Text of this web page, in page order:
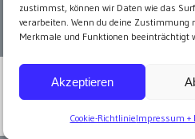
zustimmst, können wir Daten wie das
verarbeiten. Wenn du deine Zustimmung
Merkmale und Funktionen beeinträchtigt
Akzeptieren
Cookie-RichtlinieImpressum +